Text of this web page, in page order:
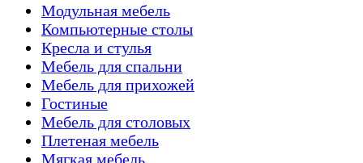
Модульная мебель
Компьютерные столы
Кресла и стулья
Мебель для спальни
Мебель для прихожей
Гостиные
Мебель для столовых
Плетеная мебель
Мягкая мебель